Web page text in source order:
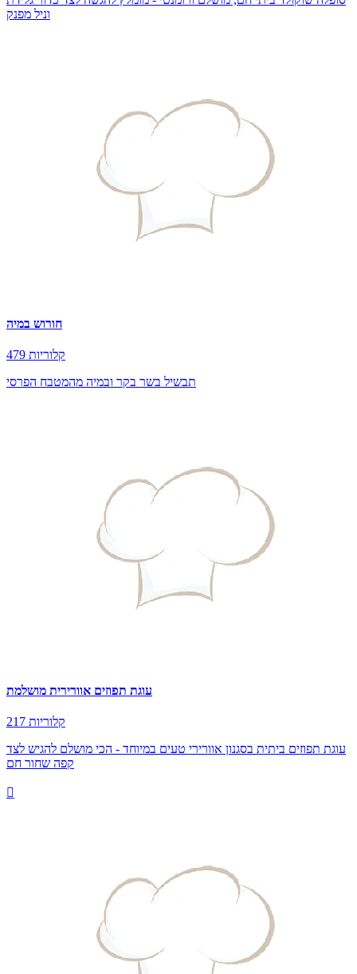
וניל מפנק
חורוש במיה
479 קלוריות
תבשיל בשר בקר ובמיה מהמטבח הפרסי
עוגת תפוזים אוורירית מושלמת
217 קלוריות
עוגת תפוזים ביתית בסגנון אוורירי טעים במיוחד - הכי מושלם להגיש לצד
קפה שחור חם
